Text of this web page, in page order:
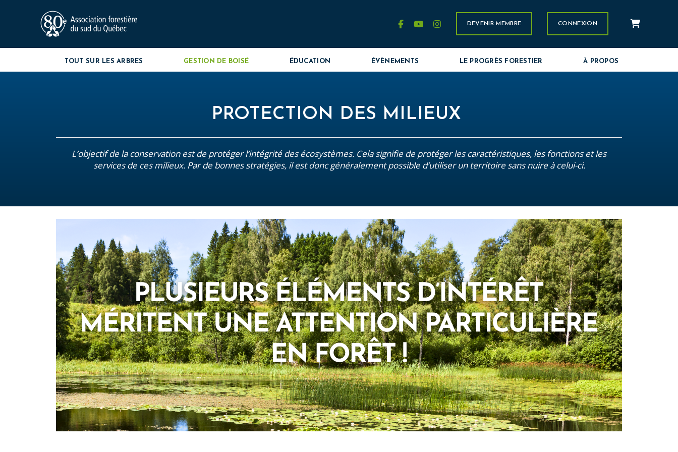
facebook
youtubeinstagramDEVENIR MEMBRE CONNEXION Panier
TOUT SUR LES ARBRES GESTION DE BOISÉ ÉDUCATION ÉVÈNEMENTS LE PROGRÈS FORESTIER À PROPOS
PROTECTION DES MILIEUX
L’objectif de la conservation est de protéger l’intégrité des écosystèmes. Cela signifie de protéger les caractéristiques, les fonctions et les
services de ces milieux. Par de bonnes stratégies, il est donc généralement possible d’utiliser un territoire sans nuire à celui-ci.